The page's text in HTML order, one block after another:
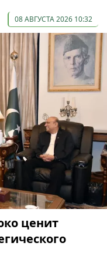
08 АВГУСТА 2026 10:32
ценит